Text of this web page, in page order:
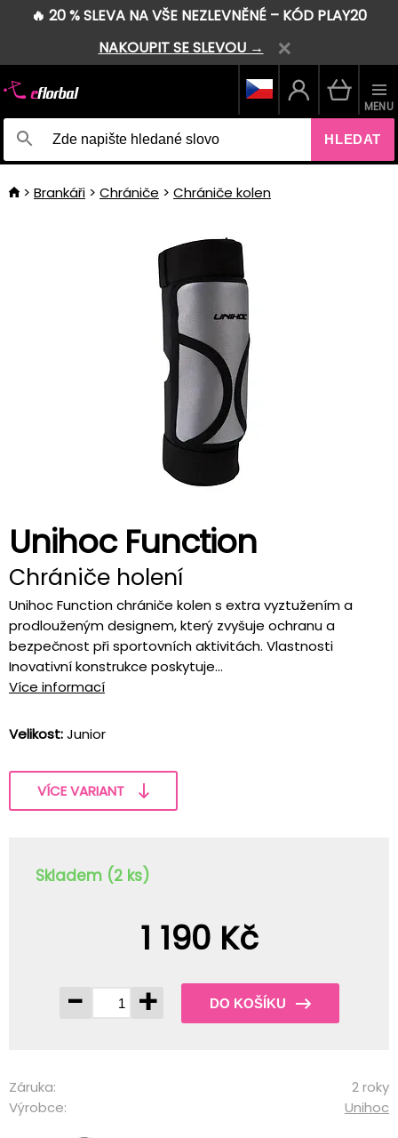
🔥 20 % SLEVA NA VŠE NEZLEVNĚNÉ – KÓD PLAY20
NAKOUPIT SE SLEVOU →
HLEDAT
MENU
Brankáři Chrániče Chrániče kolen
Unihoc Function
Chrániče holení
Unihoc Function chrániče kolen s extra vyztužením a
prodlouženým designem, který zvyšuje ochranu a
bezpečnost při sportovních aktivitách. Vlastnosti
Inovativní konstrukce poskytuje...
Více informací
Velikost:Junior
VÍCE VARIANT
Skladem (2 ks)
1 190 Kč
-
+ DO KOŠÍKU
Záruka:
2 roky
Výrobce:
Unihoc